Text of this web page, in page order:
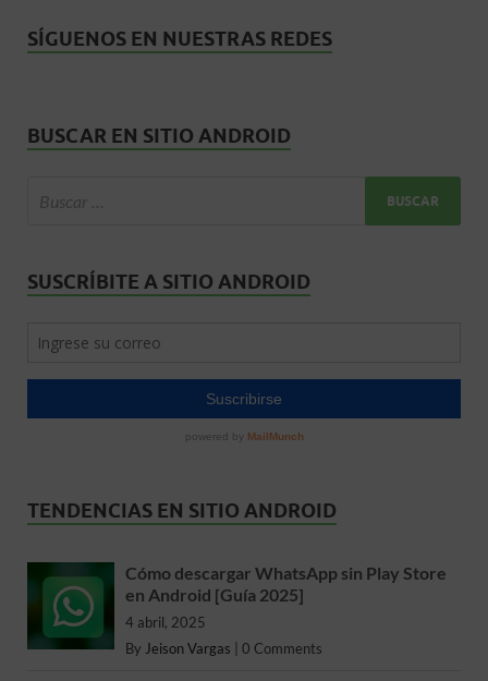
SÍGUENOS EN NUESTRAS REDES
BUSCAR EN SITIO ANDROID
SUSCRÍBITE A SITIO ANDROID
TENDENCIAS EN SITIO ANDROID
Cómo descargar WhatsApp sin Play Store
en Android [Guía 2025]
4 abril, 2025
By Jeison Vargas 0 Comments